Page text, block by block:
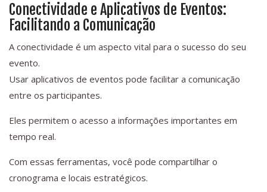
Conectividade e Aplicativos de Eventos:
Facilitando a Comunicação
A conectividade é um aspecto vital para o sucesso do seu
evento.
Usar aplicativos de eventos pode facilitar a comunicação
entre os participantes.
Eles permitem o acesso a informações importantes em
tempo real.
Com essas ferramentas, você pode compartilhar o
cronograma e locais estratégicos.